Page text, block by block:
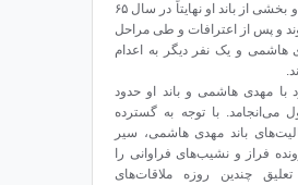
مهدی هاشمی و بخشی از باند او نهایتاً در سال ۶۵
و پس از اعترافات و طی مراحل
هاشمی و یک نفر دیگر به اعدام
با مهدی هاشمی و باند او حدود
می‌انجامد. با توجه به گسترده
باند مهدی هاشمی، سیر
فراز و نشیب‌های فراوانی را
چندین روزه ملاقات‌های